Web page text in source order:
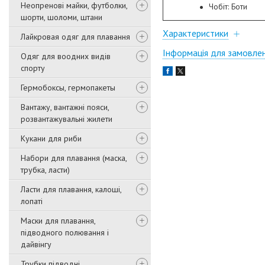
Неопренові майки, футболки,
шорти, шоломи, штани
Лайкровая одяг для плавання
Одяг для воодних видів
спорту
Гермобоксы, гермопакеты
Вантажу, вантажні пояси,
розвантажувальні жилети
Кукани для риби
Набори для плавання (маска,
трубка, ласти)
Ласти для плавання, калоші,
лопаті
Маски для плавання,
підводного полювання і
дайвінгу
Чобіт: Боти
Характеристики
Інформація для